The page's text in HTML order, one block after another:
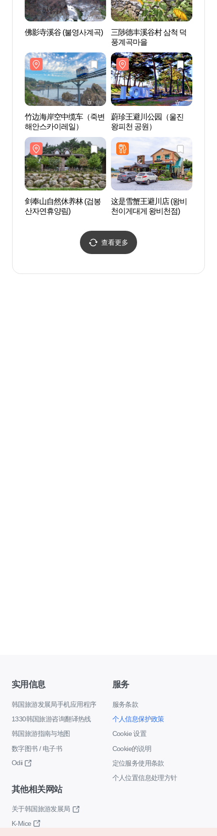
佛影寺溪谷 (불영사계곡)
三陟德丰溪谷村 삼척 덕
풍계곡마을
竹边海岸空中缆车（죽변
해안스카이레일）
蔚珍王避川公园（울진
왕피천 공원）
剑奉山自然休养林 (검봉
산자연휴양림)
这是雪蟹王避川店 (왕비
천이게대게 왕비천점)
查看更多
实用信息
韩国旅游发展局手机应用程序
1330韩国旅游咨询翻译热线
韩国旅游指南与地图
数字图书 / 电子书
Odii
服务
服务条款
个人信息保护政策
Cookie 设置
Cookie的说明
定位服务使用条款
个人位置信息处理方针
其他相关网站
关于韩国旅游发展局
K-Mice